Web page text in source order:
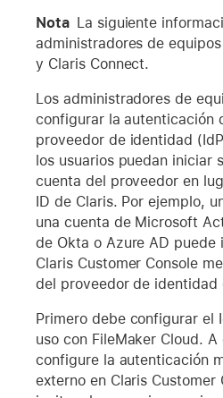
Nota La siguiente
administradores de
y Claris Connect.
Los administradores de
configurar la autenticación
proveedor de identidad
los usuarios puedan iniciar
cuenta del proveedor en
ID de Claris. Por ejemplo,
una cuenta de Microsoft
de Okta o Azure AD puede
Claris Customer Console
del proveedor de identidad
Primero debe configurar el
uso con FileMaker Cloud.
configure la autenticación
externo en Claris Customer